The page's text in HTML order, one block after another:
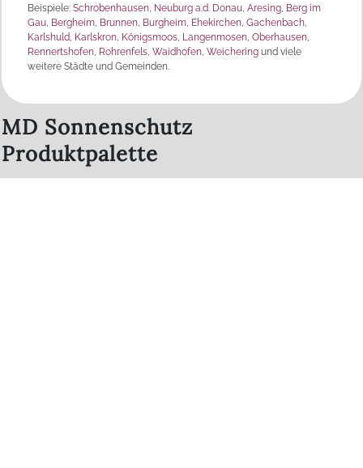
Beispiele:Schrobenhausen, Neuburg a.d. Donau,Aresing, Berg im
Gau, Bergheim, Brunnen, Burgheim, Ehekirchen,Gachenbach,
Karlshuld, Karlskron, Königsmoos, Langenmosen,Oberhausen,
Rennertshofen, Rohrenfels,Waidhofen,Weichering und viele
weitere Städte und Gemeinden.
MD Sonnenschutz
Produktpalette